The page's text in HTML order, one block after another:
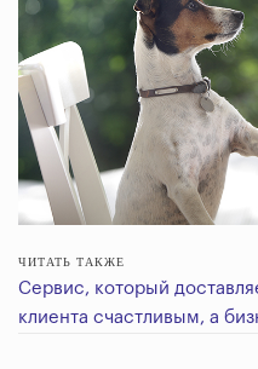
ЧИТАТЬ ТАКЖЕ
Сервис, который
клиента счастливым, а